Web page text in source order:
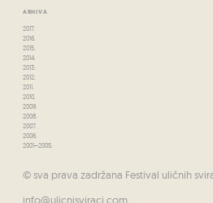
ARHIVA
2017.
2016.
2015.
2014.
2013.
2012.
2011.
2010.
2009.
2008.
2007.
2006.
2001–2005.
© sva prava zadržana Festival uličnih
info@ulicnisviraci.com